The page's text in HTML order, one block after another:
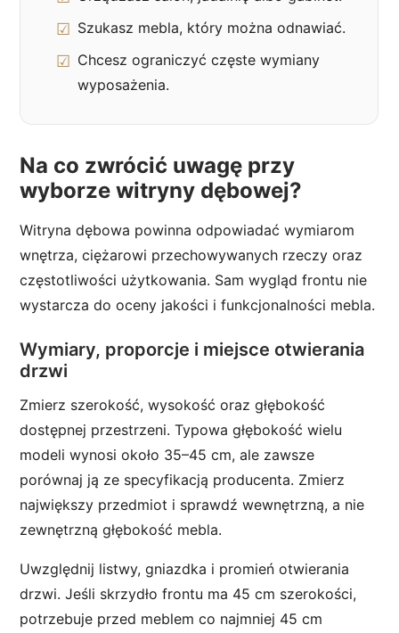
Szukasz mebla, który można odnawiać.
Chcesz ograniczyć częste wymiany
wyposażenia.
Na co zwrócić uwagę przy
wyborze witryny dębowej?
Witryna dębowa powinna odpowiadać wymiarom
wnętrza, ciężarowi przechowywanych rzeczy oraz
częstotliwości użytkowania. Sam wygląd frontu nie
wystarcza do oceny jakości i funkcjonalności mebla.
Wymiary, proporcje i miejsce otwierania
drzwi
Zmierz szerokość, wysokość oraz głębokość
dostępnej przestrzeni. Typowa głębokość wielu
modeli wynosi około 35–45 cm, ale zawsze
porównaj ją ze specyfikacją producenta. Zmierz
największy przedmiot i sprawdź wewnętrzną, a nie
zewnętrzną głębokość mebla.
Uwzględnij listwy, gniazdka i promień otwierania
drzwi. Jeśli skrzydło frontu ma 45 cm szerokości,
potrzebuje przed meblem co najmniej 45 cm